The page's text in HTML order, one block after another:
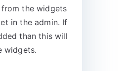
the widgets
in the admin. If
than this will
widgets.